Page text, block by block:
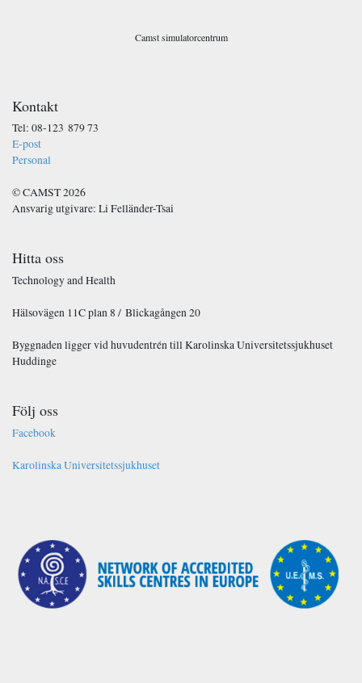
Camst simulatorcentrum
Kontakt
Tel: 08-123 879 73
E-post
Personal
© CAMST 2026
Ansvarig utgivare: Li Felländer-Tsai
Hitta oss
Technology and Health
Hälsovägen 11C plan 8 / Blickagången 20
Byggnaden ligger vid huvudentrén till Karolinska Universitetssjukhuset
Huddinge
Följ oss
Facebook
Karolinska Universitetssjukhuset